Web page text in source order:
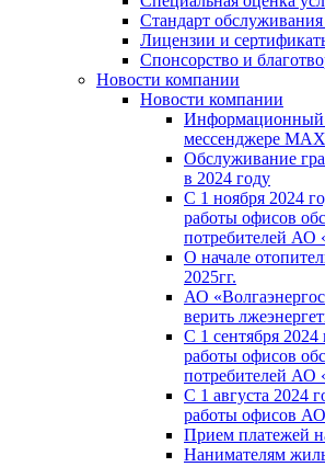
Стандарт обслуживания
Лицензии и
Спонсорство и
Новости компании
Новости компании
Информационный
мессенджере
Обслуживание
в 2024 году
С 1 ноября 2024
работы офисов
потребителей АО
О начале
2025гг.
АО
верить
С 1 сентября
работы офисов
потребителей АО
С 1 августа 2024
работы офисов
Прием платежей
Нанимателям